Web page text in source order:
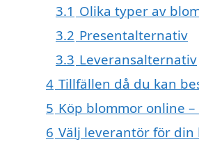
3.1 Olika typer av
3.2 Presentalternativ
3.3 Leveransalternativ
4 Tillfällen då du kan
5 Köp blommor online
6 Välj leverantör för